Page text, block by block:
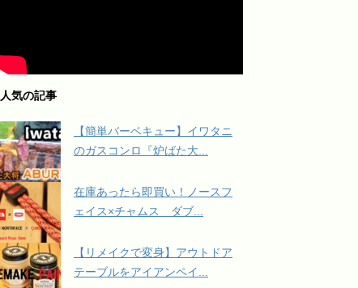
人気の記事
【簡単バーベキュー】イワタニ
のガスコンロ『炉ばた大...
在庫あったら即買い！ノースフ
ェイス×チャムス ダブ...
【リメイクで変身】アウトドア
テーブルをアイアンペイ...